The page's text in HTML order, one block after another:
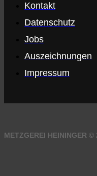
Kontakt
Datenschutz
Jobs
Auszeichnungen
Impressum
METZGEREI HEININGER